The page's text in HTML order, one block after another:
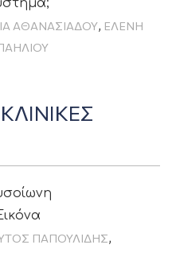
ΑΘΑΝΑΣΙΆΔΟΥ, ΕΛΈΝΗ
ΠΑΠΟΥΛΊΔΗΣ,